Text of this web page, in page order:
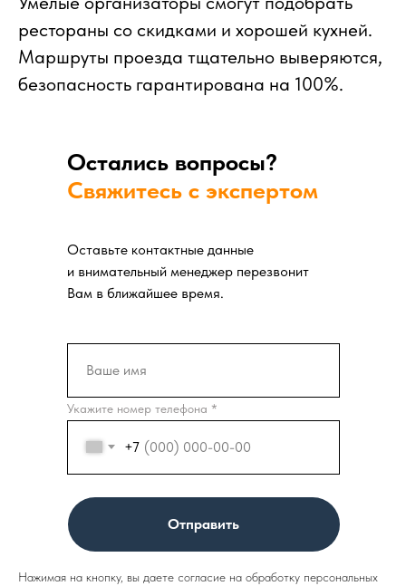
рестораны со скидками и хорошей кухней.
Маршруты проезда тщательно выверяются,
безопасность гарантирована на 100%.
Остались вопросы?
Свяжитесь с экспертом
+7
Отправить
Оставьте контактные данные
и внимательный менеджер перезвонит
Вам в ближайшее время.
Укажите номер телефона *
Нажимая на кнопку, вы даете согласие на обработку персональных